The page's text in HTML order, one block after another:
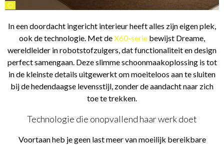
©
In een doordacht ingericht interieur heeft alles zijn eigen plek,
ook de technologie. Met deX60-serie bewijst Dreame,
wereldleider in robotstofzuigers, dat functionaliteit en design
perfect samengaan. Deze slimme schoonmaakoplossing is tot
in de kleinste details uitgewerkt om moeiteloos aan te sluiten
bij de hedendaagse levensstijl, zonder de aandacht naar zich
toe te trekken.
Technologie die onopvallend haar werk doet
Voortaan heb je geen last meer van moeilijk bereikbare